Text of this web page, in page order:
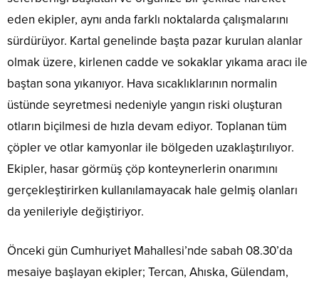
eden ekipler, aynı anda farklı noktalarda çalışmalarını
sürdürüyor. Kartal genelinde başta pazar kurulan alanlar
olmak üzere, kirlenen cadde ve sokaklar yıkama aracı ile
baştan sona yıkanıyor. Hava sıcaklıklarının normalin
üstünde seyretmesi nedeniyle yangın riski oluşturan
otların biçilmesi de hızla devam ediyor. Toplanan tüm
çöpler ve otlar kamyonlar ile bölgeden uzaklaştırılıyor.
Ekipler, hasar görmüş çöp konteynerlerin onarımını
gerçekleştirirken kullanılamayacak hale gelmiş olanları
da yenileriyle değiştiriyor.
Önceki gün Cumhuriyet Mahallesi’nde sabah 08.30’da
mesaiye başlayan ekipler; Tercan, Ahıska, Gülendam,